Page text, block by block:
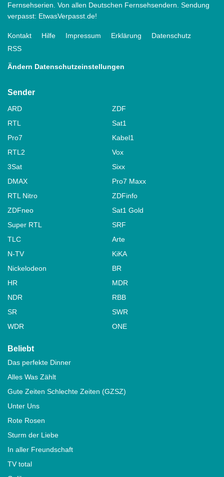
Fernsehserien. Von allen Deutschen Fernsehsendern. Sendung
verpasst: EtwasVerpasst.de!
Kontakt Hilfe Impressum Erklärung
Datenschutz
RSS
Ändern Datenschutzeinstellungen
Sender
ARD
ZDF
RTL
Sat1
Pro7
Kabel1
RTL2
Vox
3Sat
Sixx
DMAX
Pro7 Maxx
RTL Nitro
ZDFinfo
ZDFneo
Sat1 Gold
Super RTL
SRF
TLC
Arte
N-TV
KiKA
Nickelodeon
BR
HR
MDR
NDR
RBB
SR
SWR
WDR
ONE
Beliebt
Das perfekte Dinner
Alles Was Zählt
Gute Zeiten Schlechte Zeiten (GZSZ)
Unter Uns
Rote Rosen
Sturm der Liebe
In aller Freundschaft
TV total